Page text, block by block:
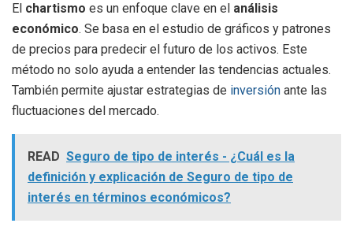
El chartismo es un enfoque clave en el análisis
económico. Se basa en el estudio de gráficos y patrones
de precios para predecir el futuro de los activos. Este
método no solo ayuda a entender las tendencias actuales.
También permite ajustar estrategias de inversión ante las
fluctuaciones del mercado.
READ Seguro de tipo de interés - ¿Cuál es la
definición y explicación de Seguro de tipo de
interés en términos económicos?